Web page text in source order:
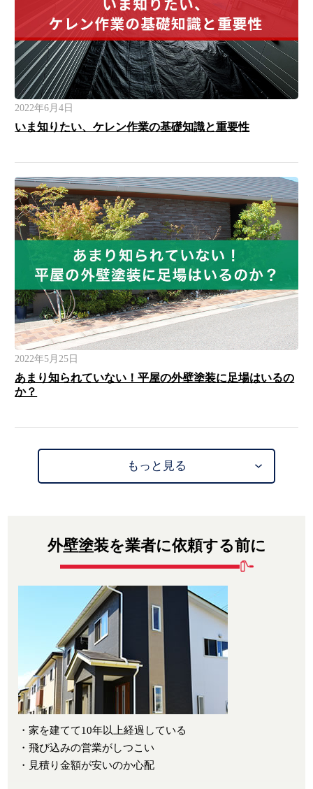
2022年6月4日
いま知りたい、ケレン作業の基礎知識と重要性
2022年5月25日
あまり知られていない！平屋の外壁塗装に足場はいるの
か？
もっと見る
外壁塗装を業者に依頼する前に
・家を建てて10年以上経過している
・飛び込みの営業がしつこい
・見積り金額が安いのか心配